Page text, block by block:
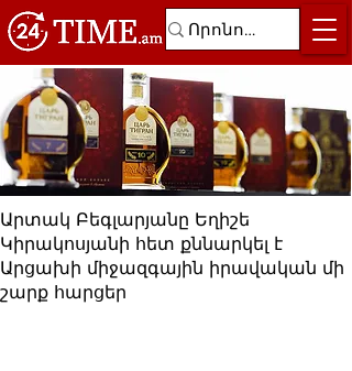
Արտակ Բեգլարյանը Եղիշե
Կիրակոսյանի հետ քննարկել է
Արցախի միջազգային իրավական մի
շարք հարցեր